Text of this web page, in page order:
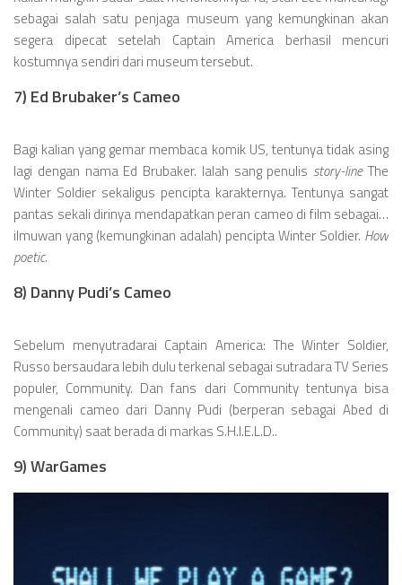
sebagai salah satu penjaga museum yang kemungkinan akan
segera dipecat setelah Captain America berhasil mencuri
kostumnya sendiri dari museum tersebut.
7) Ed Brubaker’s Cameo
Bagi kalian yang gemar membaca komik US, tentunya tidak asing
lagi dengan nama Ed Brubaker. Ialah sang penulis story-lineThe
Winter Soldier sekaligus pencipta karakternya. Tentunya sangat
pantas sekali dirinya mendapatkan peran cameo di film sebagai…
ilmuwan yang (kemungkinan adalah) pencipta Winter Soldier. How
poetic.
8) Danny Pudi’s Cameo
Sebelum menyutradarai Captain America: The Winter Soldier,
Russo bersaudara lebih dulu terkenal sebagai sutradara TV Series
populer, Community. Dan fans dari Community tentunya bisa
mengenali cameo dari Danny Pudi (berperan sebagai Abed di
Community) saat berada di markas S.H.I.E.L.D..
9) WarGames